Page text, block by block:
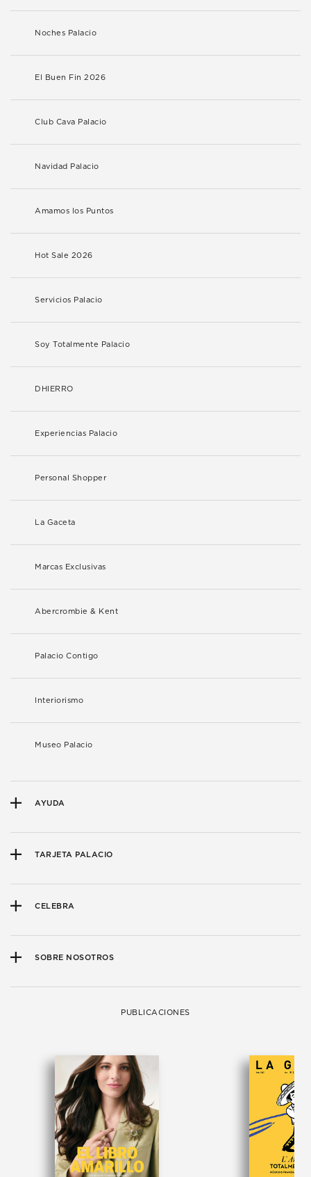
Noches Palacio
El Buen Fin 2026
Club Cava Palacio
Navidad Palacio
Amamos los Puntos
Hot Sale 2026
Servicios Palacio
Soy Totalmente Palacio
DHIERRO
Experiencias Palacio
Personal Shopper
La Gaceta
Marcas Exclusivas
Abercrombie & Kent
Palacio Contigo
Interiorismo
Museo Palacio
AYUDA
TARJETA PALACIO
CELEBRA
SOBRE NOSOTROS
PUBLICACIONES